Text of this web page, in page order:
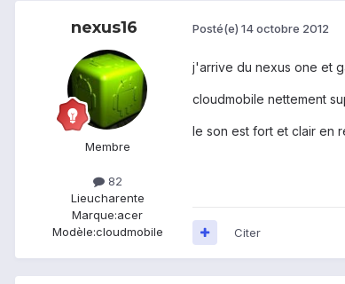
nexus16
Membre
82
Lieucharente
Marque:acer
Modèle:cloudmobile
Posté(e) 14 octobre 2012
j'arrive du nexus one et
cloudmobile nettement
le son est fort et clair en
Citer